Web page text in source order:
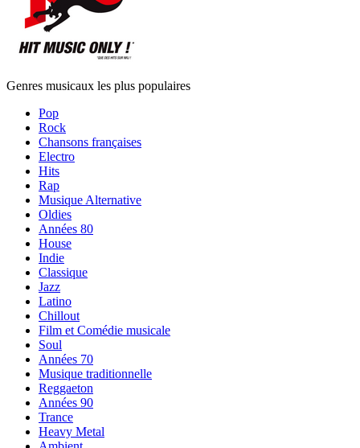
Genres musicaux les plus populaires
Pop
Rock
Chansons françaises
Electro
Hits
Rap
Musique Alternative
Oldies
Années 80
House
Indie
Classique
Jazz
Latino
Chillout
Film et Comédie musicale
Soul
Années 70
Musique traditionnelle
Reggaeton
Années 90
Trance
Heavy Metal